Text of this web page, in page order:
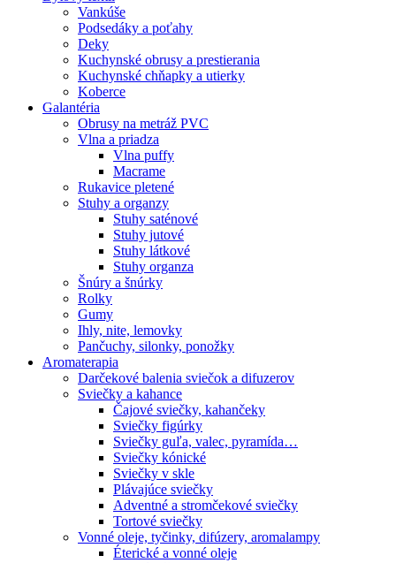
Vankúše
Podsedáky a poťahy
Deky
Kuchynské obrusy a prestierania
Kuchynské chňapky a utierky
Koberce
Galantéria
Obrusy na metráž PVC
Vlna a priadza
Vlna puffy
Macrame
Rukavice pletené
Stuhy a organzy
Stuhy saténové
Stuhy jutové
Stuhy látkové
Stuhy organza
Šnúry a šnúrky
Rolky
Gumy
Ihly, nite, lemovky
Pančuchy, silonky, ponožky
Aromaterapia
Darčekové balenia sviečok a difuzerov
Sviečky a kahance
Čajové sviečky, kahančeky
Sviečky figúrky
Sviečky guľa, valec, pyramída…
Sviečky kónické
Sviečky v skle
Plávajúce sviečky
Adventné a stromčekové sviečky
Tortové sviečky
Vonné oleje, tyčinky, difúzery, aromalampy
Éterické a vonné oleje